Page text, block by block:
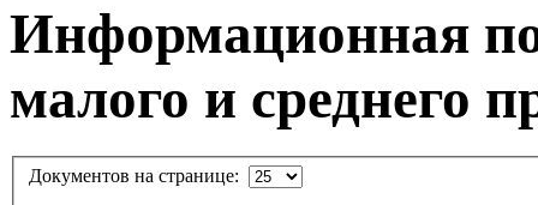
Информационная
малого и среднего
Документов на странице: